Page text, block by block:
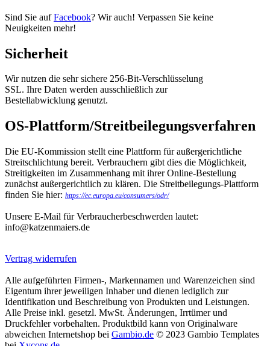
Sind Sie aufFacebook? Wir auch! Verpassen Sie keine
Neuigkeiten mehr!
Sicherheit
Wir nutzen die sehr sichere 256-Bit-Verschlüsselung
SSL. Ihre Daten werden ausschließlich zur
Bestellabwicklung genutzt.
OS-Plattform/Streitbeilegungsverfahren
Die EU-Kommission stellt eine Plattform für außergerichtliche
Streitschlichtung bereit. Verbrauchern gibt dies die Möglichkeit,
Streitigkeiten im Zusammenhang mit ihrer Online-Bestellung
zunächst außergerichtlich zu klären. Die Streitbeilegungs-Plattform
finden Sie hier: https://ec.europa.eu/consumers/odr/
Unsere E-Mail für Verbraucherbeschwerden lautet:
info@katzenmaiers.de
Vertrag widerrufen
Alle aufgeführten Firmen-, Markennamen und Warenzeichen sind
Eigentum ihrer jeweiligen Inhaber und dienen lediglich zur
Identifikation und Beschreibung von Produkten und Leistungen.
Alle Preise inkl. gesetzl. MwSt. Änderungen, Irrtümer und
Druckfehler vorbehalten. Produktbild kann von Originalware
abweichen Internetshop bei Gambio.de © 2023 Gambio Templates